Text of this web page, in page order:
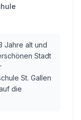
Jahre alt und
Stadt
St. Gallen
die